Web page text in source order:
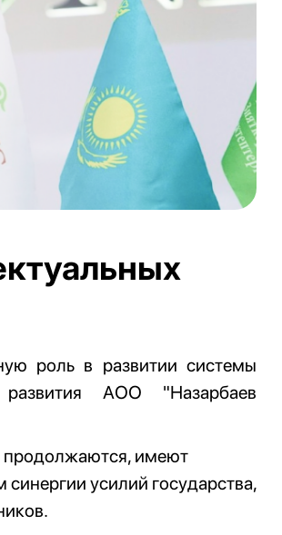
роль в развитии системы
АОО "Назарбаев
продолжаются, имеют
усилий государства,